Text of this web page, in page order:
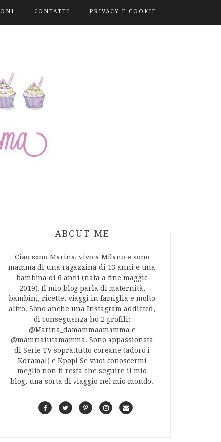
CONTATTI PRIVACY E COOKIE
ABOUT AUTHOR
ABOUT ME
Ciao sono Marina, vivo a Milano e sono
mamma di una ragazzina di 13 anni e una
bambina di 6 anni (nata a fine maggio
2019). Il mio blog parla di maternità,
bambini, ricette, viaggi in famiglia e molto
altro. Sono anche una Instagram addicted,
di conseguenza ho 2 profili:
@Marina_damammaamamma e
@mammaiutamamma. Sono appassionata
di Serie TV soprattutto coreane (adoro i
Kdrama!) e Kpop! Se vuoi conoscermi
meglio non ti resta che seguire il mio
blog, una sorta di viaggio nel mio mondo.
F
T
P
I
C